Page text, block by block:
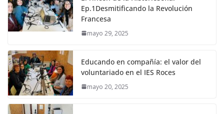
Ep.1Desmitificando la Revolución
Francesa
mayo 29, 2025
Educando en compañía: el valor del
voluntariado en el IES Roces
mayo 20, 2025